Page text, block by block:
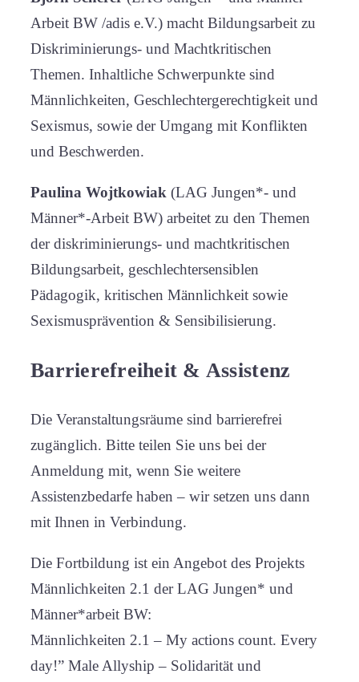
Arbeit BW /adis e.V.) macht Bildungsarbeit zu
Diskriminierungs- und Machtkritischen
Themen. Inhaltliche Schwerpunkte sind
Männlichkeiten, Geschlechtergerechtigkeit und
Sexismus, sowie der Umgang mit Konflikten
und Beschwerden.
Paulina Wojtkowiak (LAG Jungen*- und
Männer*-Arbeit BW) arbeitet zu den Themen
der diskriminierungs- und machtkritischen
Bildungsarbeit, geschlechtersensiblen
Pädagogik, kritischen Männlichkeit sowie
Sexismusprävention & Sensibilisierung.
Barrierefreiheit & Assistenz
Die Veranstaltungsräume sind barrierefrei
zugänglich. Bitte teilen Sie uns bei der
Anmeldung mit, wenn Sie weitere
Assistenzbedarfe haben – wir setzen uns dann
mit Ihnen in Verbindung.
Die Fortbildung ist ein Angebot des Projekts
Männlichkeiten 2.1 der LAG Jungen* und
Männer*arbeit BW:
Männlichkeiten 2.1 – My actions count. Every
day!” Male Allyship – Solidarität und